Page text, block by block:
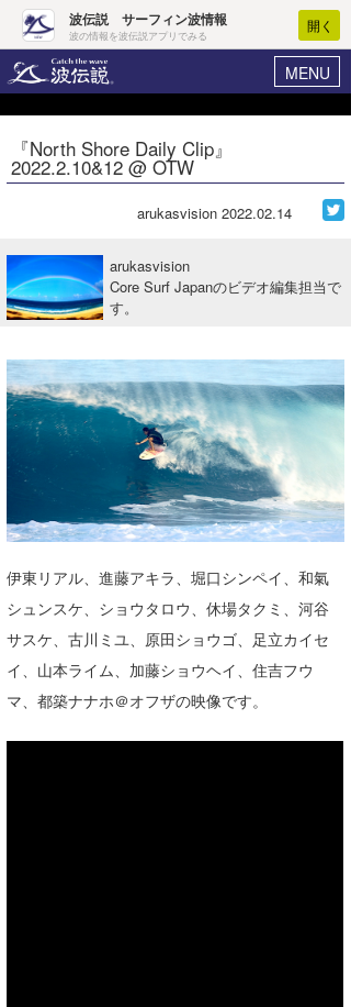
波伝説 サーフィン波情報
波の情報を波伝説アプリでみる
開く
MENU
ヘルプ マイホーム
ログイン
波情報･概況
WAVE HUNTER 波予想ツール
ニュース
サーフィンエリアガイド
今月のプレゼント
『North Shore Daily Clip』
2022.2.10&12 @ OTW
arukasvision 2022.02.14
arukasvision
Core Surf Japanのビデオ編集担当で
す。
伊東リアル、進藤アキラ、堀口シンペイ、和氣
シュンスケ、ショウタロウ、休場タクミ、河谷
サスケ、古川ミユ、原田ショウゴ、足立カイセ
イ、山本ライム、加藤ショウヘイ、住吉フウ
マ、都築ナナホ＠オフザの映像です。
Core Surf Japan
アート＆エンタメ
トラベル
ショップ情報
ショップ情報
伊豆
千葉南
大阪
ルール＆How to
VOTE!